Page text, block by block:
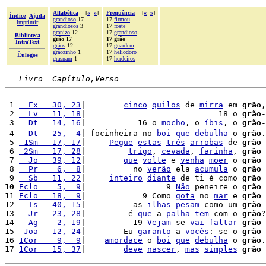
Índice
Ajuda
Imprimir
Biblioteca
IntraText
Èulogos
Alfabética [« »]
grandioso 17
grandiosos 3
granizo 12
grão 17
grãos 12
grãozinho 1
grasnam 1
Freqüência [« »]
17 firmou
17 foste
17 grandioso
17 grão
17 guardem
17 heliodoro
17 herdeiros
Livro  Capítulo,Verso
1
  Ex   30, 23
cinco quilos de mirra em grão
2
  Lv   11, 18
|                            18 o grão-
3
  Dt   14, 16
|           16 o mocho , o íbis , o grão-
4
  Dt   25,  4
| focinheira no boi que debulha o grão
5
1Sm   17, 17 Pegue estas três arrobas de grão
6
2Sm   17, 28 trigo , cevada , farinha , grão
7
  Jo   39, 12
que volte e venha moer o grão
8
  Pr    6,  8
|          no verão ela acumula o grão
9
  Sb   11, 22
inteiro diante de ti é como grão
10
Eclo    5,  9 |                 9 Não peneire o grão
11 Eclo   18,  9 |            9 Como gota no mar e grão
12
  Is   40, 15
|          as ilhas pesam como um grão
13
  Jr   23, 28
|         é que a palha tem com o grão
14
  Ag    2, 19
|          19 Vejam se vai faltar grão
15
Joa   12, 24 |        Eu garanto a vocês : se o grão
16 1Cor    9,  9 amordace o boi que debulha o grão
17 1Cor   15, 37 deve nascer , mas simples grão